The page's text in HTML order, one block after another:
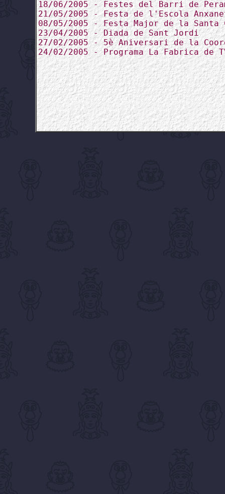
18/06/2005 - Festes del Barri de
21/05/2005 - Festa de l'Escola
08/05/2005 - Festa Major de la Santa
23/04/2005 - Diada de Sant Jordi
27/02/2005 - 5è Aniversari de la
24/02/2005 - Programa La Fabrica de